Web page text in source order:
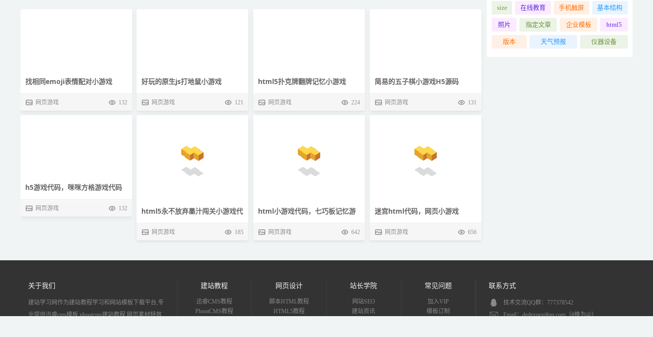
找相同emoji表情配对小游戏
网页游戏 132
好玩的原生js打地鼠小游戏
网页游戏 121
html5扑克牌翻牌记忆小游戏
网页游戏 224
简易的五子棋小游戏H5源码
网页游戏 131
h5游戏代码，咪咪方格游戏代码
网页游戏 132
html5永不放弃墨汁闯关小游戏代
码
网页游戏 185
html小游戏代码，七巧板记忆游
戏
网页游戏 642
迷宫html代码，网页小游戏
html5源码
网页游戏 656
size 在线教育 手机触屏 基本结构
照片 指定文章 企业模板 html5
版本 天气预报 仪器设备
关于我们
建站学习网作为建站教程学习和网站模板下载平台,专
业提供迅睿cms模板,pbootcms建站教程,网页素材特效,
建站教程
迅睿CMS教程
PbootCMS教程
网页设计
脚本HTML教程
HTML5教程
站长学院
网站SEO
建站资讯
常见问题
加入VIP
模板订制
联系方式
技术交流QQ群：777378542
Email：dedexuexi#qq.com（#换为@）